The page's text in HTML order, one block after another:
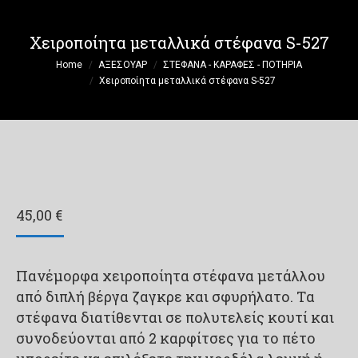
Χειροποίητα μεταλλικά στέφανα S-527
You are here:
Home ΑΞΕΣΟΥΑΡ
ΣΤΕΦΑΝΑ - ΚΑΡΑΦΕΣ - ΠΟΤΗΡΙΑ
Χειροποίητα μεταλλικά στέφανα S-527
45,00 €
Πανέμορφα χειροποίητα στέφανα μετάλλου
από διπλή βέργα ζαγκρε και σφυρήλατο. Tα
στέφανα διατίθενται σε πολυτελείς κουτί και
συνοδεύονται από 2 καρφίτσες για το πέτο